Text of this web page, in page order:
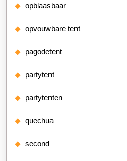
opblaasbaar
opvouwbare tent
pagodetent
partytent
partytenten
quechua
second